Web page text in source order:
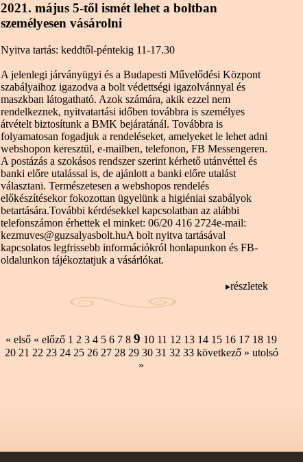
2021. május 5-től ismét lehet a boltban
személyesen vásárolni
Nyitva tartás: keddtől-péntekig 11-17.30
A jelenlegi járványügyi és a Budapesti Művelődési Központ
szabályaihoz igazodva a bolt védettségi igazolvánnyal és
maszkban látogatható. Azok számára, akik ezzel nem
rendelkeznek, nyitvatartási időben továbbra is személyes
átvételt biztosítunk a BMK bejáratánál. Továbbra is
folyamatosan fogadjuk a rendeléseket, amelyeket le lehet adni
webshopon keresztül, e-mailben, telefonon, FB Messengeren.
A postázás a szokásos rendszer szerint kérhető utánvéttel és
banki előre utalással is, de ajánlott a banki előre utalást
választani. Természetesen a webshopos rendelés
előkészítésekor fokozottan ügyelünk a higiéniai szabályok
betartására.További kérdésekkel kapcsolatban az alábbi
telefonszámon érhettek el minket: 06/20 416 2724e-mail:
kezmuves@guzsalyasbolt.huA bolt nyitva tartásával
kapcsolatos legfrissebb információkról honlapunkon és FB-
oldalunkon tájékoztatjuk a vásárlókat.
részletek
« első « előző 1 2 3 4 5 6 7 8 9 10 11 12 13 14 15 16 17 18 19
20 21 22 23 24 25 26 27 28 29 30 31 32 33 következő » utolsó
»